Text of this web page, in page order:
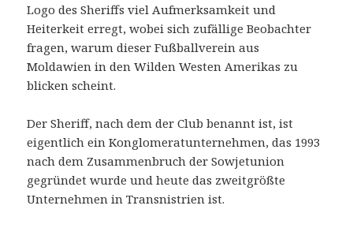
Logo des Sheriffs viel Aufmerksamkeit und
Heiterkeit erregt, wobei sich zufällige Beobachter
fragen, warum dieser Fußballverein aus
Moldawien in den Wilden Westen Amerikas zu
blicken scheint.
Der Sheriff, nach dem der Club benannt ist, ist
eigentlich ein Konglomeratunternehmen, das 1993
nach dem Zusammenbruch der Sowjetunion
gegründet wurde und heute das zweitgrößte
Unternehmen in Transnistrien ist.